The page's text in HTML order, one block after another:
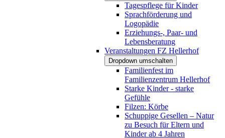
Tagespflege für Kinder
Sprachförderung und
Logopädie
Erziehungs-, Paar- und
Lebensberatung
Veranstaltungen FZ Hellerhof
Dropdown umschalten
Familienfest im
Familienzentrum Hellerhof
Starke Kinder - starke
Gefühle
Filzen: Körbe
Schuppige Gesellen – Natur
zu Besuch für Eltern und
Kinder ab 4 Jahren